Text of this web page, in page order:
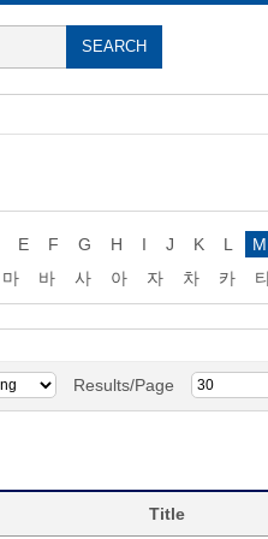
E F G H I J K L
M
마 바 사 아 자 차 카
Results/Page
Title